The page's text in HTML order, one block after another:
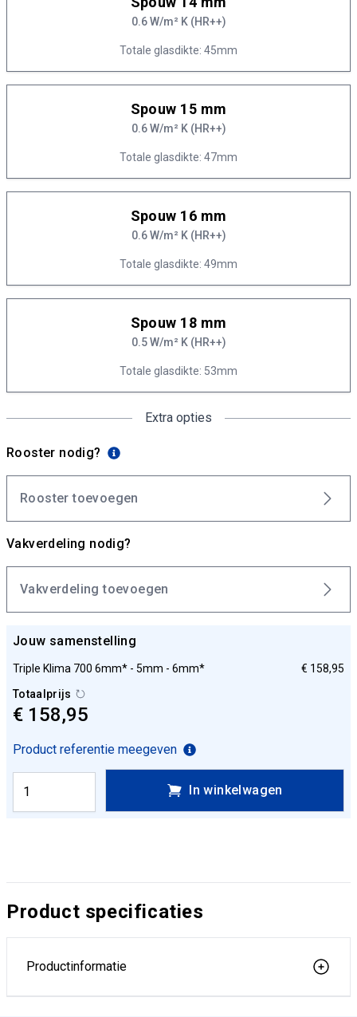
0.6 W/m² K (HR++)
Totale glasdikte: 45mm
Spouw 15 mm
0.6 W/m² K (HR++)
Totale glasdikte: 47mm
Spouw 16 mm
0.6 W/m² K (HR++)
Totale glasdikte: 49mm
Spouw 18 mm
0.5 W/m² K (HR++)
Totale glasdikte: 53mm
Extra opties
Rooster nodig?
Rooster toevoegen
Vakverdeling nodig?
Vakverdeling toevoegen
Jouw samenstelling
Triple Klima 700 6mm* - 5mm - 6mm*
€ 158,95
Totaalprijs
€ 158,95
Product referentie meegeven
In winkelwagen
Product specificaties
Productinformatie